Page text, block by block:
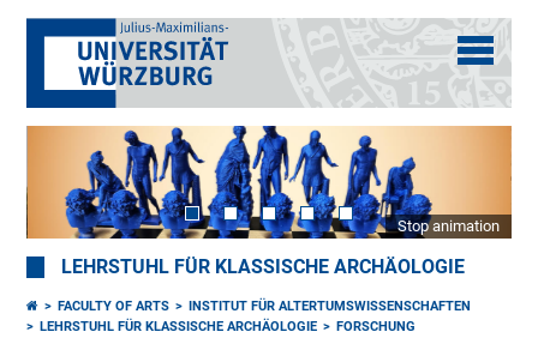
Stop animation
LEHRSTUHL FÜR KLASSISCHE ARCHÄOLOGIE
FACULTY OF ARTS
INSTITUT FÜR ALTERTUMSWISSENSCHAFTEN
LEHRSTUHL FÜR KLASSISCHE ARCHÄOLOGIE
FORSCHUNG